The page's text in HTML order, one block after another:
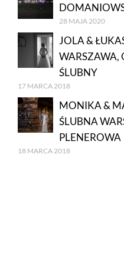
28 MAJA 2020
JOLA &
WARSZAWA,
ŚLUBNY
17 MARCA 2018
MONIKA &
ŚLUBNA
PLENEROWA
18 MARCA 2018